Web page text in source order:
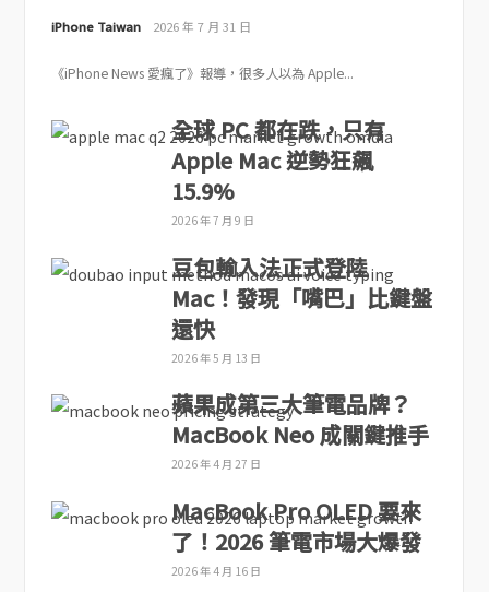
iPhone Taiwan 2026 年 7 月 31 日
《iPhone News 愛瘋了》報導，很多人以為 Apple...
全球 PC 都在跌，只有
Apple Mac 逆勢狂飆
15.9%
2026 年 7 月 9 日
豆包輸入法正式登陸
Mac！發現「嘴巴」比鍵盤
還快
2026 年 5 月 13 日
蘋果成第三大筆電品牌？
MacBook Neo 成關鍵推手
2026 年 4 月 27 日
MacBook Pro OLED 要來
了！2026 筆電市場大爆發
2026 年 4 月 16 日